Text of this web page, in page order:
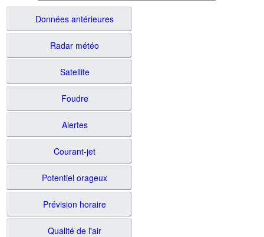
Données antérieures
Radar météo
Satellite
Foudre
Alertes
Courant-jet
Potentiel orageux
Prévision horaire
Qualité de l'air